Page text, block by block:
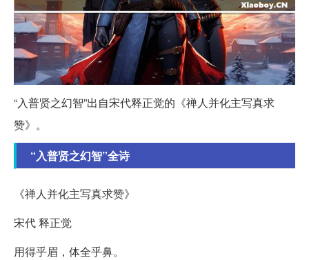
“入普贤之幻智”出自宋代释正觉的《禅人并化主写真求
赞》。
“入普贤之幻智”全诗
《禅人并化主写真求赞》
宋代 释正觉
用得乎眉，体全乎鼻。